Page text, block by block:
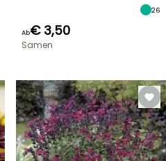
26
Ab€ 3,50
Samen